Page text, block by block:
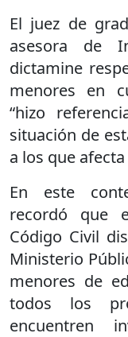
El juez de
asesora de
dictamine
menores en
“hizo
situación de
a los que
En este
recordó que
Código Civil
Ministerio
menores de
todos los
encuentren